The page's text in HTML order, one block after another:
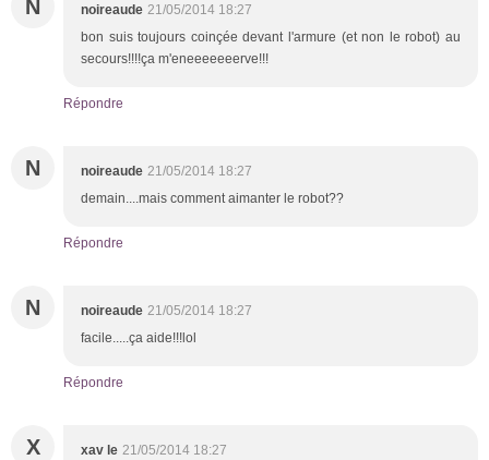
N noireaude 21/05/2014 18:27
bon suis toujours coinçée devant l'armure (et non le robot) au
secours!!!!ça m'eneeeeeeerve!!!
Répondre
N noireaude 21/05/2014 18:27
demain....mais comment aimanter le robot??
Répondre
N noireaude 21/05/2014 18:27
facile.....ça aide!!!lol
Répondre
X xav le 21/05/2014 18:27